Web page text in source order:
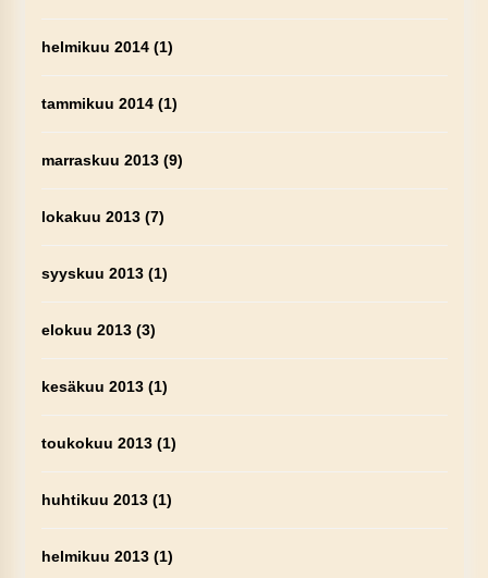
helmikuu 2014(1)
tammikuu 2014(1)
marraskuu 2013(9)
lokakuu 2013(7)
syyskuu 2013(1)
elokuu 2013(3)
kesäkuu 2013(1)
toukokuu 2013(1)
huhtikuu 2013(1)
helmikuu 2013(1)